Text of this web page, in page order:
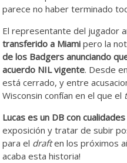
parece no haber terminado
El representante del jugador
transferido a Miami pero la
de los Badgers anunciando
acuerdo NIL vigente. Desde
está cerrado, y entre
Wisconsin confían en el que el
Lucas es un DB con
exposición y tratar de subir
para el draften los próximos
acaba esta historia!